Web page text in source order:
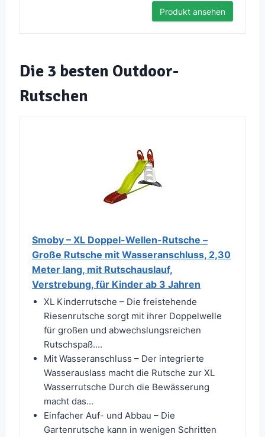
Produkt ansehen
Die 3 besten Outdoor-
Rutschen
Smoby – XL Doppel-Wellen-Rutsche –
Große Rutsche mit Wasseranschluss, 2,30
Meter lang, mit Rutschauslauf,
Verstrebung, für Kinder ab 3 Jahren
XL Kinderrutsche – Die freistehende
Riesenrutsche sorgt mit ihrer Doppelwelle
für großen und abwechslungsreichen
Rutschspaß....
Mit Wasseranschluss – Der integrierte
Wasserauslass macht die Rutsche zur XL
Wasserrutsche Durch die Bewässerung
macht das...
Einfacher Auf- und Abbau – Die
Gartenrutsche kann in wenigen Schritten